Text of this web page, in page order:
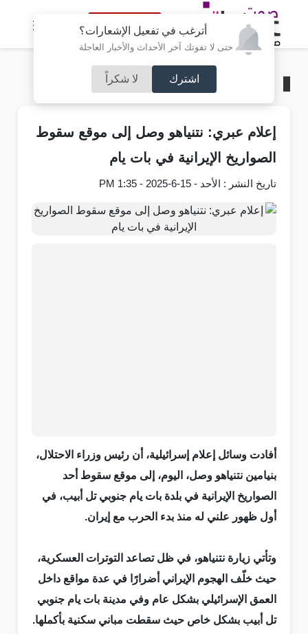
أترغب في تفعيل الإشعارات؟
حتى لا تفوتك آخر الأحداث والأخبار العاجلة
اشترك لا شكراً
النسخة الكاملة
عربي و دولي
إعلام عبري: نتنياهو وصل إلى موقع سقوط
الصواريخ الإيرانية في بات يام
تاريخ النشر : الأحد - 15-6-2025 - 1:35 PM
أفادت وسائل إعلام إسرائيلية، أن رئيس وزراء الاحتلال،
بنيامين نتنياهو وصل، اليوم، إلى موقع سقوط أحد
الصواريخ الإيرانية في بلدة بات يام جنوبي تل أبيب، في
أول ظهور علني له منذ بدء الحرب مع إيران.
وتأتي زيارة نتنياهو، في ظل تصاعد التوترات العسكرية،
حيث خلّف الهجوم الإيراني أضرارًا في عدة مواقع داخل
العمق الإسرائيلي بشكل عام وفي مدينة بات يام جنوبي
تل أبيب بشكل خاص حيث سقطت مباني سكنية بأكملها.